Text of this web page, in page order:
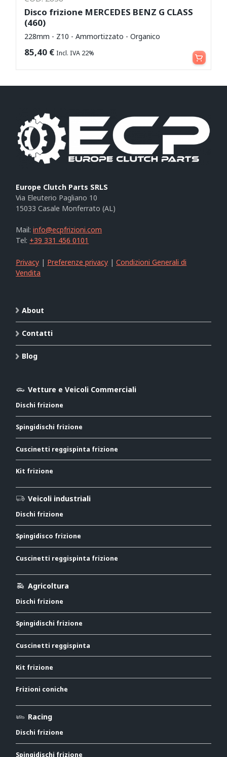
Disco frizione MERCEDES BENZ G CLASS
(460)
228mm - Z10 - Ammortizzato - Organico
85,40 € Incl. IVA 22% Aggiungi al carrello
Europe Clutch Parts SRLS
Via Eleuterio Pagliano 10
15033 Casale Monferrato (AL)
Mail:info@ecpfrizioni.com
Tel: +39 331 456 0101
Privacy | Preferenze privacy |Condizioni Generali di
Vendita
About
Contatti
Blog
Vetture e Veicoli Commerciali
Dischi frizione
Spingidischi frizione
Cuscinetti reggispinta frizione
Kit frizione
Veicoli industriali
Dischi frizione
Spingidisco frizione
Cuscinetti reggispinta frizione
Agricoltura
Dischi frizione
Spingidischi frizione
Cuscinetti reggispinta
Kit frizione
Frizioni coniche
Racing
Dischi frizione
Spingidischi frizione